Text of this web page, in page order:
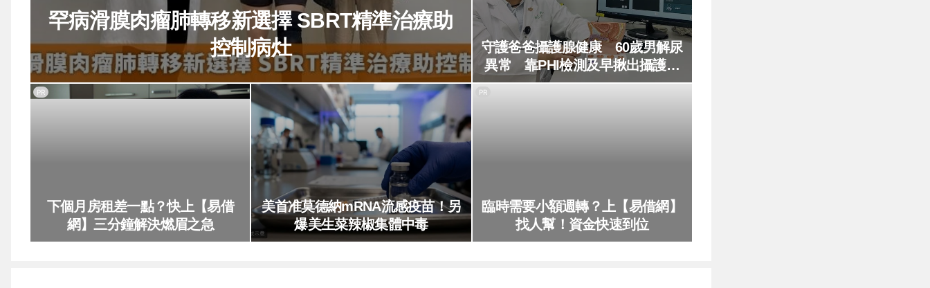
罕病滑膜肉瘤肺轉移新選擇 SBRT精準治療助
控制病灶
守護爸爸攝護腺健康 60歲男解尿
異常 靠PHI檢測及早揪出攝護腺
癌
下個月房租差一點？快上【易借
網】三分鐘解決燃眉之急
PR
美首准莫德納mRNA流感疫苗！另
爆美生菜辣椒集體中毒
臨時需要小額週轉？上【易借網】
找人幫！資金快速到位
PR